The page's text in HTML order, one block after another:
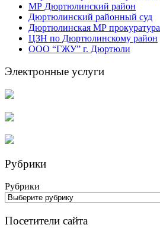
МР Дюртюлинский район
Дюртюлинский районный суд
Дюртюлинская МР прокуратура
ЦЗН по Дюртюлинскому район
ООО “ГЖУ” г. Дюртюли
Электронные услуги
Рубрики
Рубрики
Посетители сайта